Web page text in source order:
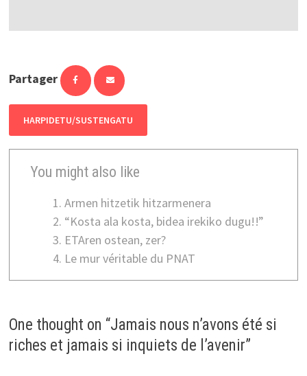
Partager
HARPIDETU/SUSTENGATU
You might also like
Armen hitzetik hitzarmenera
“Kosta ala kosta, bidea irekiko dugu!!”
ETAren ostean, zer?
Le mur véritable du PNAT
One thought on “Jamais nous n’avons été si
riches et jamais si inquiets de l’avenir”